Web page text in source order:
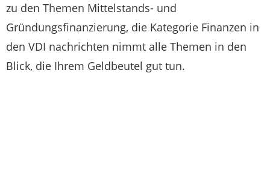
zu den Themen Mittelstands- und
Gründungsfinanzierung, die Kategorie Finanzen in
den VDI nachrichten nimmt alle Themen in den
Blick, die Ihrem Geldbeutel gut tun.